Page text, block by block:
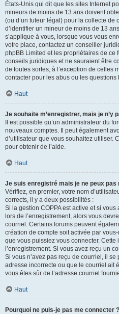
États-Unis qui dit que les sites Internet
mineurs de moins de 13 ans doivent
(ou d’un tuteur légal) pour la collecte de
d’identifier un mineur de moins de 13
s’applique à vous, lorsque vous vous
votre place, contactez un conseiller
phpBB Limited et les propriétaires de ce
conseils juridiques et ne sauraient être
de toutes sortes, à l’exception de celles
contacter pour les abus ou les
Haut
Je souhaite m’enregistrer, mais je n’y
Il est possible qu’un administrateur du
nouveaux comptes. Il peut également
d’utilisateur que vous souhaitez utiliser.
pour obtenir de l’aide.
Haut
Je suis enregistré mais je ne peux pas
Vérifiez, en premier, votre nom
corrects, il y a deux possibilités :
Si la gestion COPPA est active et si
lors de l’enregistrement, alors vous
courriel. Certains forums peuvent
création de compte soit activée par
que vous puissiez vous connecter.
l’enregistrement. Si vous avez reçu un
Si vous n’avez pas reçu de courriel, il
adresse incorrecte ou que le courriel ait
vous êtes sûr de l’adresse courriel
Haut
Pourquoi ne puis-je pas me connecter ?